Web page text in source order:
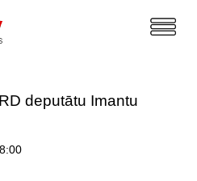
deputātu Imantu